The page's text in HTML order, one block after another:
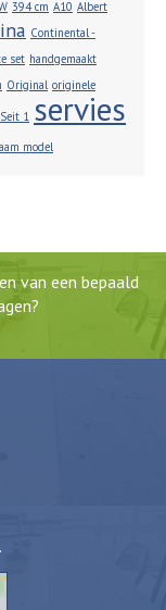
394 cm A10 Albert
Continental -
set handgemaakt
Original originele
Seit 1 servies
model
van een bepaald
.